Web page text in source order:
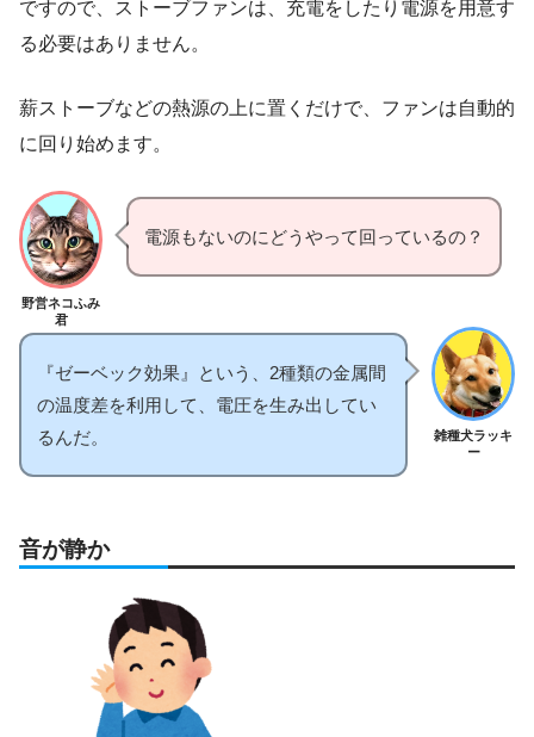
ですので、ストーブファンは、充電をしたり電源を用意す
る必要はありません。
薪ストーブなどの熱源の上に置くだけで、ファンは自動的
に回り始めます。
野営ネコふみ
君
電源もないのにどうやって回っているの？
雑種犬ラッキ
ー
『ゼーベック効果』という、2種類の金属間
の温度差を利用して、電圧を生み出してい
るんだ。
音が静か